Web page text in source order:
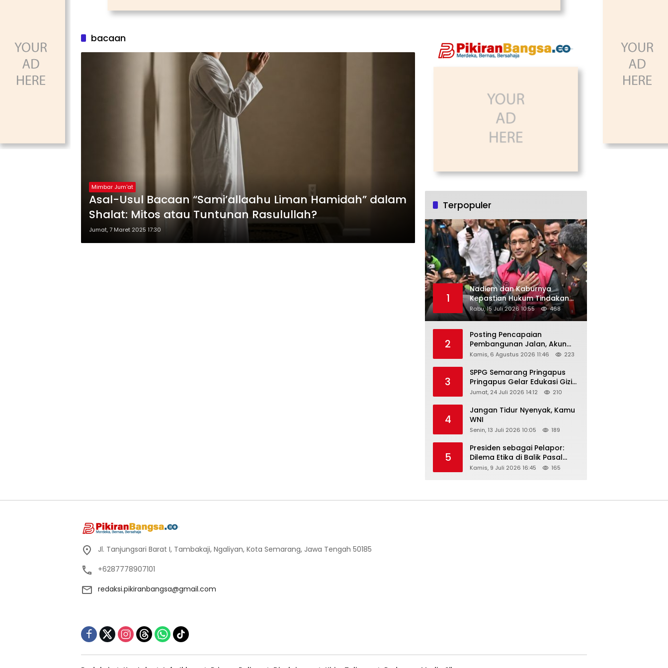
bacaan
Mimbar Jum'at
Asal-Usul Bacaan “Sami’allaahu Liman Hamidah” dalam
Shalat: Mitos atau Tuntunan Rasulullah?
Jumat, 7 Maret 2025 17:30
Terpopuler
1
Nadiem dan Kaburnya
Kepastian Hukum Tindakan
Pejabat Publik
Rabu, 15 Juli 2026 10:55 468
2
Posting Pencapaian
Pembangunan Jalan, Akun
Facebook Pemerintah
“Dirujak” Warganet
Kamis, 6 Agustus 2026 11:46 223
3
SPPG Semarang Pringapus
Pringapus Gelar Edukasi Gizi
di PAUD Bina Balita Peringati
Jumat, 24 Juli 2026 14:12 210
4
Jangan Tidur Nyenyak, Kamu
WNI
Senin, 13 Juli 2026 10:05 189
5
Presiden sebagai Pelapor:
Dilema Etika di Balik Pasal
218–220 KUHP
Kamis, 9 Juli 2026 16:45 165
Jl. Tanjungsari Barat I, Tambakaji, Ngaliyan, Kota Semarang, Jawa Tengah 50185
+6287778907101
redaksi.pikiranbangsa@gmail.com